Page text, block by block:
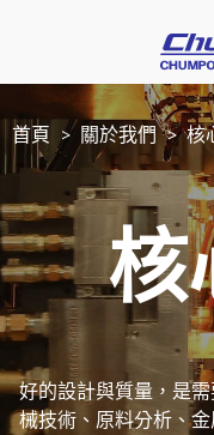
首頁 關於我們 核
核
好的設計與質量，是
械技術、原料分析、